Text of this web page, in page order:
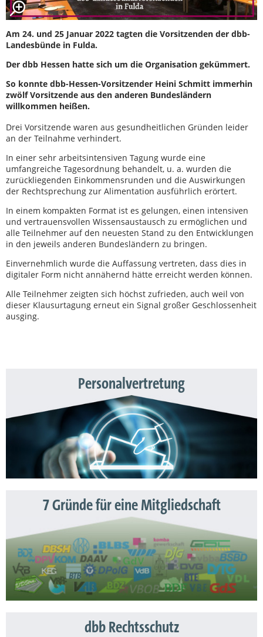
Am 24. und 25 Januar 2022 tagten die Vorsitzenden der dbb-
Landesbünde in Fulda.
Der dbb Hessen hatte sich um die Organisation gekümmert.
So konnte dbb-Hessen-Vorsitzender Heini Schmitt immerhin
zwölf Vorsitzende aus den anderen Bundesländern
willkommen heißen.
Drei Vorsitzende waren aus gesundheitlichen Gründen leider
an der Teilnahme verhindert.
In einer sehr arbeitsintensiven Tagung wurde eine
umfangreiche Tagesordnung behandelt, u. a. wurden die
zurückliegenden Einkommensrunden und die Auswirkungen
der Rechtsprechung zur Alimentation ausführlich erörtert.
In einem kompakten Format ist es gelungen, einen intensiven
und vertrauensvollen Wissensaustausch zu ermöglichen und
alle Teilnehmer auf den neuesten Stand zu den Entwicklungen
in den jeweils anderen Bundesländern zu bringen.
Einvernehmlich wurde die Auffassung vertreten, dass dies in
digitaler Form nicht annähernd hätte erreicht werden können.
Alle Teilnehmer zeigten sich höchst zufrieden, auch weil von
dieser Klausurtagung erneut ein Signal großer Geschlossenheit
ausging.
Personalvertretung
7 Gründe für eine Mitgliedschaft
dbb Rechtsschutz